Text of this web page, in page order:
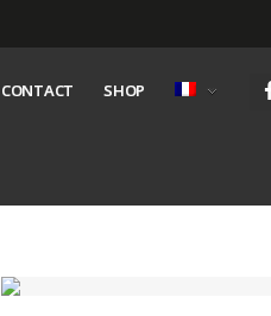
CONTACT SHOP